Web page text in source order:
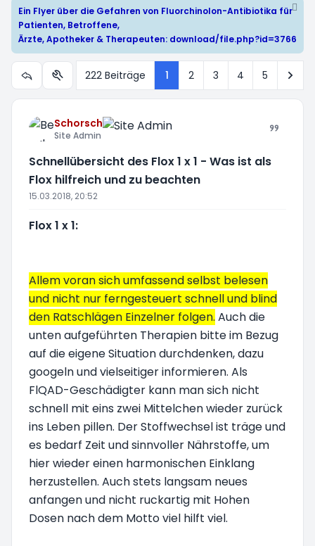
Ein Flyer über die Gefahren von Fluorchinolon-Antibiotika für
Patienten, Betroffene,
Ärzte, Apotheker & Therapeuten: download/file.php?id=3766
Themen-Optionen
222 Beiträge 1 2 3 4 5
Schorsch
Site Admin
Schnellübersicht des Flox 1 x 1 - Was ist als
Flox hilfreich und zu beachten
15.03.2018, 20:52
Flox 1 x 1:
Allem voran sich umfassend selbst belesen
und nicht nur ferngesteuert schnell und blind
den Ratschlägen Einzelner folgen. Auch die
unten aufgeführten Therapien bitte im Bezug
auf die eigene Situation durchdenken, dazu
googeln und vielseitiger informieren. Als
FlQAD-Geschädigter kann man sich nicht
schnell mit eins zwei Mittelchen wieder zurück
ins Leben pillen. Der Stoffwechsel ist träge und
es bedarf Zeit und sinnvoller Nährstoffe, um
hier wieder einen harmonischen Einklang
herzustellen. Auch stets langsam neues
anfangen und nicht ruckartig mit Hohen
Dosen nach dem Motto viel hilft viel.